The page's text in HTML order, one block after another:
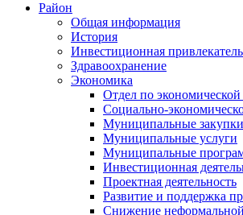
Район
Общая информация
История
Инвестиционная
Здравоохранение
Экономика
Отдел по
Социально-
Муниципальные закупки
Муниципальные услуги
Муниципальные
Инвестиционная
Проектная деятельность
Развитие и поддержка
Снижение неформальной